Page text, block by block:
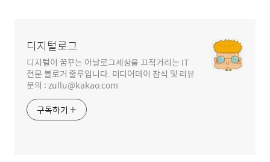
디지털로그
디지털이 꿈꾸는 아날로그세상을 끄적거리는 IT
전문 블로거 줄루입니다. 미디어데이 참석 및 리뷰
문의 : zullu@kakao.com
구독하기